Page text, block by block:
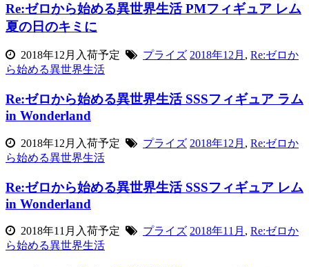
Re:ゼロから始める異世界生活 PMフィギュア レム
夏の日のキミに
2018年12月入荷予定 プライズ 2018年12月 , Re:ゼロか
ら始める異世界生活
Re:ゼロから始める異世界生活 SSSフィギュア ラム
in Wonderland
2018年12月入荷予定 プライズ 2018年12月 , Re:ゼロか
ら始める異世界生活
Re:ゼロから始める異世界生活 SSSフィギュア レム
in Wonderland
2018年11月入荷予定 プライズ 2018年11月 , Re:ゼロか
ら始める異世界生活